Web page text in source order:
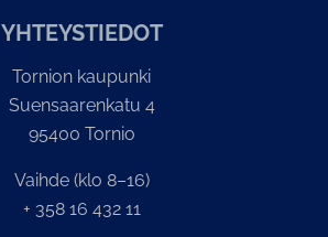
YH­TEYS­TIE­DOT
Tornion kaupunki
Suensaarenkatu 4
95400 Tornio
Vaihde (klo 8–16)
+ 358 16 432 11